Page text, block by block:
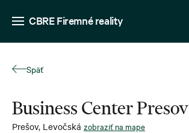
CBRE Firemné reality
Späť
Business Center Presov
Prešov, Levočská zobraziť na mape